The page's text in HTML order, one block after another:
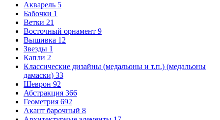
Акварель 5
Бабочки 1
Ветки 21
Восточный орнамент 9
Вышивка 12
Звезды 1
Капли 2
Классические дизайны (медальоны и т.п.) (медальоны
дамаски) 33
Шеврон 92
Абстракция 366
Геометрия 692
Акант барочный 8